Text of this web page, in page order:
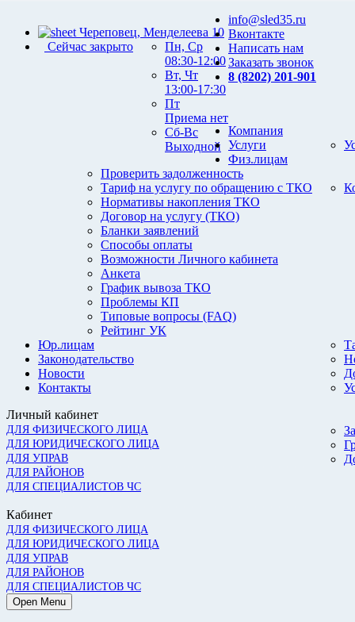
Череповец, Менделеева 10
Сейчас закрыто
Пн, Ср
08:30-12:00
Вт, Чт
13:00-17:30
Пт
Приема нет
Сб-Вс
Выходной
info@sled35.ru
Вконтакте
Написать нам
Заказать звонок
8 (8202) 201-901
Компания
Услуги
Физ.лицам
Проверить задолженность
Тариф на услугу по обращению с ТКО
Нормативы накопления ТКО
Договор на услугу (ТКО)
Бланки заявлений
Способы оплаты
Возможности Личного кабинета
Анкета
График вывоза ТКО
Проблемы КП
Типовые вопросы (FAQ)
Рейтинг УК
Юр.лицам
Законодательство
Новости
Контакты
Личный кабинет
ДЛЯ ФИЗИЧЕСКОГО ЛИЦА
ДЛЯ ЮРИДИЧЕСКОГО ЛИЦА
ДЛЯ УПРАВ
ДЛЯ РАЙОНОВ
ДЛЯ СПЕЦИАЛИСТОВ ЧС
Кабинет
ДЛЯ ФИЗИЧЕСКОГО ЛИЦА
ДЛЯ ЮРИДИЧЕСКОГО ЛИЦА
ДЛЯ УПРАВ
ДЛЯ РАЙОНОВ
ДЛЯ СПЕЦИАЛИСТОВ ЧС
Open Menu